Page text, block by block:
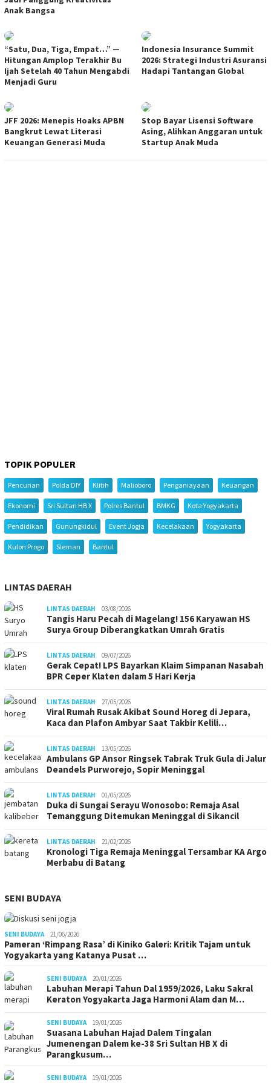
Anak Bangsa
“Satu, Dua, Tiga, Empat…” —
Hitungan Amplop Terakhir Bu
Ijah Setelah 40 Tahun Mengabdi
Menjadi Guru
Indonesia Insurance Summit
2026: Strategi Industri Asuransi
Hadapi Tantangan Global
JFF 2026: Menepis Hoaks APBN
Bangkrut Lewat Literasi
Keuangan Generasi Muda
Stop Bayar Lisensi Software
Asing, Alihkan Anggaran untuk
Startup Anak Muda
TOPIK POPULER
Pencurian Polda DIY Klitih Malioboro Penganiayaan Keuangan
Ekonomi Sri Sultan HB X Polres Bantul BMKG Kota Yogyakarta
Pendidikan Gunungkidul Event Jogja Kecelakaan Yogyakarta
Kulon Progo Sleman Bantul
LINTAS DAERAH
LINTAS DAERAH 03/08/2026
Tangis Haru Pecah di Magelang! 156 Karyawan HS
Surya Group Diberangkatkan Umrah Gratis
LINTAS DAERAH 09/07/2026
Gerak Cepat! LPS Bayarkan Klaim Simpanan Nasabah
BPR Ceper Klaten dalam 5 Hari Kerja
LINTAS DAERAH 27/05/2026
Viral Rumah Rusak Akibat Sound Horeg di Jepara,
Kaca dan Plafon Ambyar Saat Takbir Kelili…
LINTAS DAERAH 13/05/2026
Ambulans GP Ansor Ringsek Tabrak Truk Gula di Jalur
Deandels Purworejo, Sopir Meninggal
LINTAS DAERAH 01/05/2026
Duka di Sungai Serayu Wonosobo: Remaja Asal
Temanggung Ditemukan Meninggal di Sikancil
LINTAS DAERAH 21/02/2026
Kronologi Tiga Remaja Meninggal Tersambar KA Argo
Merbabu di Batang
SENI BUDAYA
SENI BUDAYA 21/06/2026
Pameran ‘Rimpang Rasa’ di Kiniko Galeri: Kritik Tajam untuk
Yogyakarta yang Katanya Pusat …
SENI BUDAYA 20/01/2026
Labuhan Merapi Tahun Dal 1959/2026, Laku Sakral
Keraton Yogyakarta Jaga Harmoni Alam dan M…
SENI BUDAYA 19/01/2026
Suasana Labuhan Hajad Dalem Tingalan
Jumenengan Dalem ke-38 Sri Sultan HB X di
Parangkusum…
SENI BUDAYA 19/01/2026